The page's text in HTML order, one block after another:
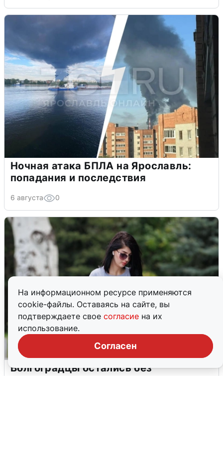
На информационном ресурсе применяются
cookie-файлы. Оставаясь на сайте, вы
подтверждаете свое согласие на их
использование.
Согласен
Ночная атака БПЛА на Ярославль:
попадания и последствия
6 августа 0
Волгоградцы остались без